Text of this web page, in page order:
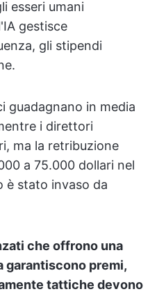
esseri umani
gestisce
gli stipendi
guadagnano in media
i direttori
ma la retribuzione
a 75.000 dollari nel
è stato invaso da
che offrono una
premi,
tattiche devono